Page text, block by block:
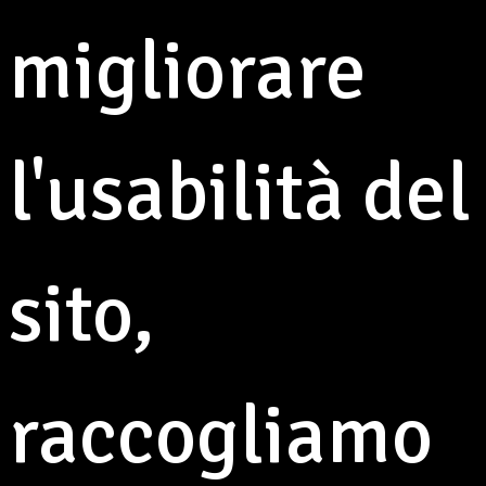
migliorare
l'usabilità del
sito,
raccogliamo